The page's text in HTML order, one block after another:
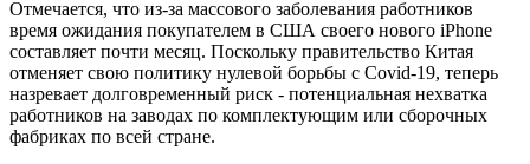
Отмечается, что из-за массового заболевания работников
время ожидания покупателем в США своего нового iPhone
составляет почти месяц. Поскольку правительство Китая
отменяет свою политику нулевой борьбы с Covid-19, теперь
назревает долговременный риск - потенциальная нехватка
работников на заводах по комплектующим или сборочных
фабриках по всей стране.